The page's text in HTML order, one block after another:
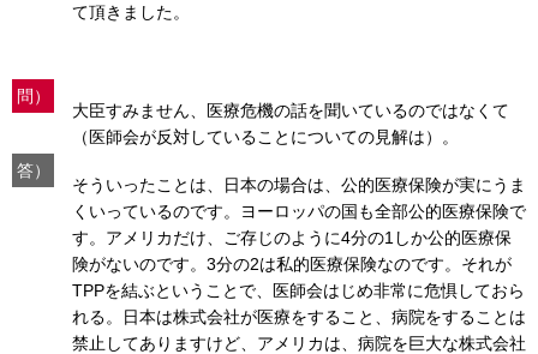
て頂きました。
問）
大臣すみません、医療危機の話を聞いているのではなくて
（医師会が反対していることについての見解は）。
答）
そういったことは、日本の場合は、公的医療保険が実にうま
くいっているのです。ヨーロッパの国も全部公的医療保険で
す。アメリカだけ、ご存じのように4分の1しか公的医療保
険がないのです。3分の2は私的医療保険なのです。それが
TPPを結ぶということで、医師会はじめ非常に危惧しておら
れる。日本は株式会社が医療をすること、病院をすることは
禁止してありますけど、アメリカは、病院を巨大な株式会社